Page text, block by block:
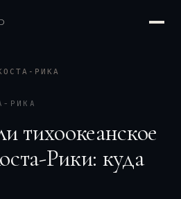
РИКА
РИКА
тихоокеанское
Рики: куда